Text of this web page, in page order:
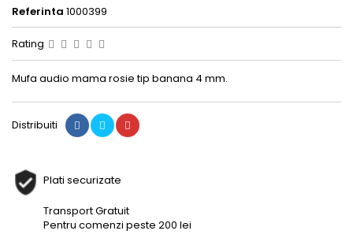
Referinta 1000399
Rating
Mufa audio mama rosie tip banana 4 mm.
Distribuiti
Plati securizate
Transport Gratuit
Pentru comenzi peste 200 lei